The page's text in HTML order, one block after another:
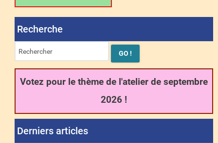
Recherche
Votez pour le thème de l'atelier de septembre
2026 !
Derniers articles